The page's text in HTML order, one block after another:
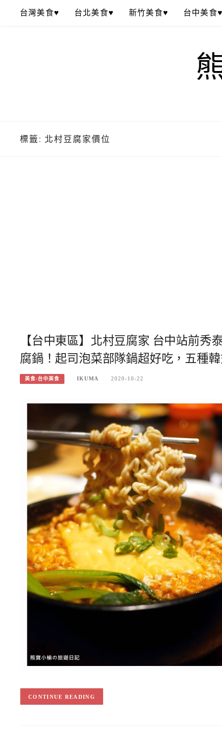
台灣美食♥ 台北美食♥ 新竹美食♥ 台中美食♥
標籤: 北村豆腐家價位
【台中東區】北村豆腐家 台中站前秀
腐鍋！起司泡菜部隊鍋超好吃，五種韓
美食-台中美食 IKUMA 2020-10-22
CONTINUE READING